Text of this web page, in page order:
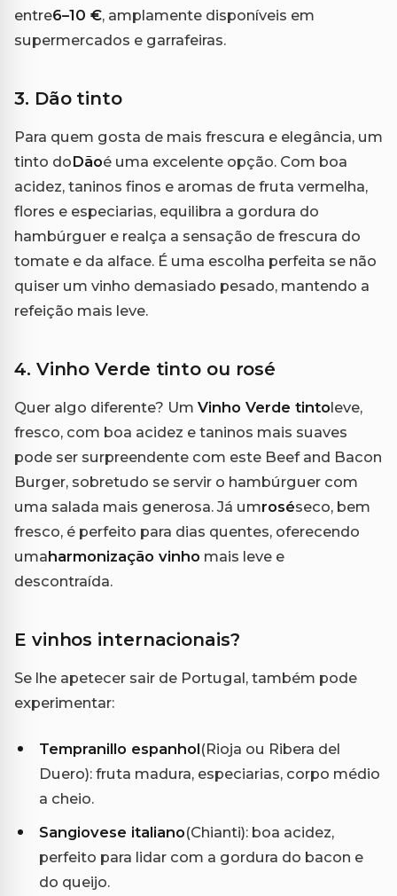
entre6–10 €, amplamente disponíveis em
supermercados e garrafeiras.
3. Dão tinto
Para quem gosta de mais frescura e elegância, um
tinto doDãoé uma excelente opção. Com boa
acidez, taninos finos e aromas de fruta vermelha,
flores e especiarias, equilibra a gordura do
hambúrguer e realça a sensação de frescura do
tomate e da alface. É uma escolha perfeita se não
quiser um vinho demasiado pesado, mantendo a
refeição mais leve.
4. Vinho Verde tinto ou rosé
Quer algo diferente? Um Vinho Verde tintoleve,
fresco, com boa acidez e taninos mais suaves
pode ser surpreendente com este Beef and Bacon
Burger, sobretudo se servir o hambúrguer com
uma salada mais generosa. Já umroséseco, bem
fresco, é perfeito para dias quentes, oferecendo
umaharmonização vinho mais leve e
descontraída.
E vinhos internacionais?
Se lhe apetecer sair de Portugal, também pode
experimentar:
Tempranillo espanhol(Rioja ou Ribera del
Duero): fruta madura, especiarias, corpo médio
a cheio.
Sangiovese italiano(Chianti): boa acidez,
perfeito para lidar com a gordura do bacon e
do queijo.